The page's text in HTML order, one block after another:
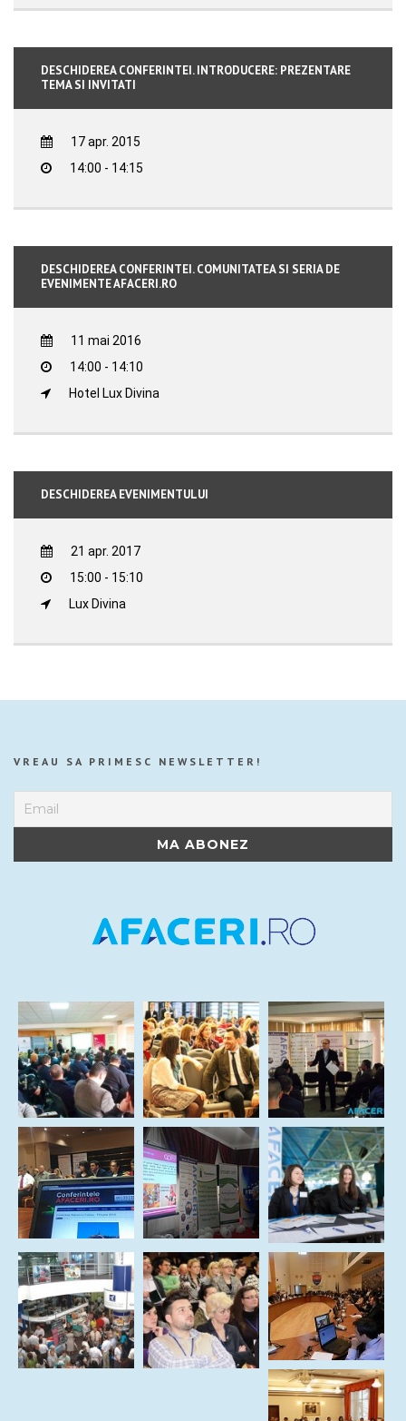
DESCHIDEREA CONFERINTEI. INTRODUCERE: PREZENTARE
TEMA SI INVITATI
17 apr. 2015
14:00 - 14:15
DESCHIDEREA CONFERINTEI. COMUNITATEA SI SERIA DE
EVENIMENTE AFACERI.RO
11 mai 2016
14:00 - 14:10
Hotel Lux Divina
DESCHIDEREA EVENIMENTULUI
21 apr. 2017
15:00 - 15:10
Lux Divina
VREAU SA PRIMESC NEWSLETTER!